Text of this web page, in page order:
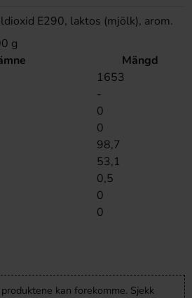
E290, laktos (mjölk), arom.
g
Mängd
1653
-
0
0
98,7
53,1
0,5
0
0
kan forekomme. Sjekk